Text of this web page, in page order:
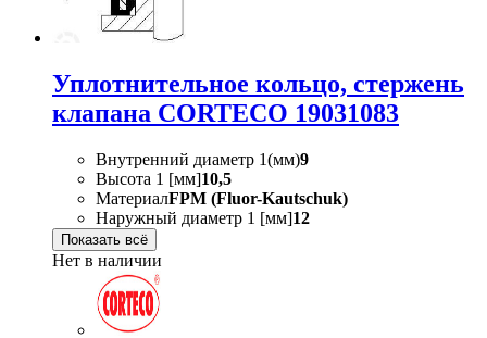
Уплотнительное кольцо, стержень
клапана CORTECO 19031083
Внутренний диаметр 1(мм)9
Высота 1 [мм]10,5
МатериалFPM (Fluor-Kautschuk)
Наружный диаметр 1 [мм]12
Показать всё
Нет в наличии